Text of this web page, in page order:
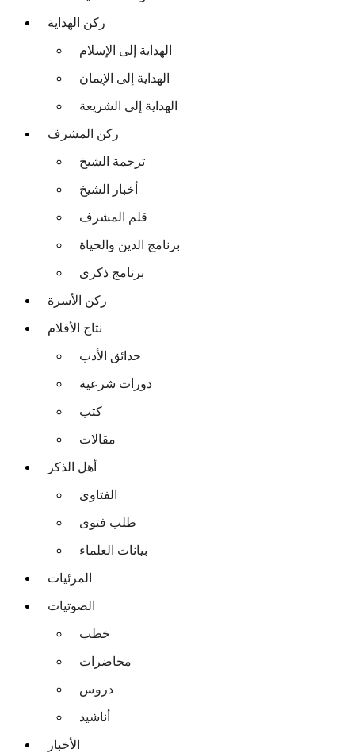
ركن الهداية
الهداية إلى الإسلام
الهداية إلى الإيمان
الهداية إلى الشريعة
ركن المشرف
ترجمة الشيخ
أخبار الشيخ
قلم المشرف
برنامج الدين والحياة
برنامج ذكرى
ركن الأسرة
نتاج الأقلام
حدائق الأدب
دورات شرعية
كتب
مقالات
أهل الذكر
الفتاوى
طلب فتوى
بيانات العلماء
المرئيات
الصوتيات
خطب
محاضرات
دروس
أناشيد
الأخبار